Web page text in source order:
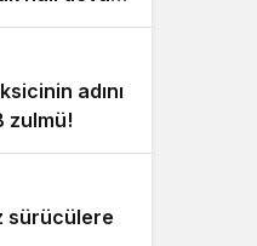
adını
zulmü!
sürücülere